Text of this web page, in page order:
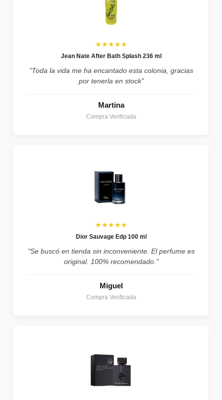
★★★★★
Jean Nate After Bath Splash 236 ml
"Toda la vida me ha encantado esta colonia, gracias
por tenerla en stock"
Martina
Compra Verificada
★★★★★
Dior Sauvage Edp 100 ml
"Se buscó en tienda sin inconveniente. El perfume es
original. 100% recomendado."
Miguel
Compra Verificada